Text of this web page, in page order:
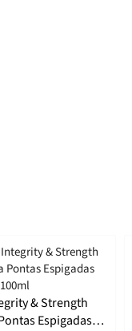
& Strength
Espigadas